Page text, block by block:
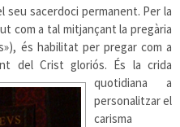
seu sacerdoci permanent. Per la
com a tal mitjançant la pregària
és habilitat per pregar com a
del Crist gloriós. És la crida
quotidiana a
personalitzar el
carisma